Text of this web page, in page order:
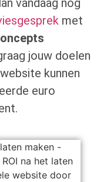
vandaag nog
met
jouw doelen
kunnen
euro